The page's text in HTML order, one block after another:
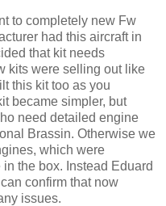
to completely new Fw
had this aircraft in
that kit needs
kits were selling out like
this kit too as you
became simpler, but
need detailed engine
Brassin. Otherwise we
which were
the box. Instead Eduard
confirm that now
issues.